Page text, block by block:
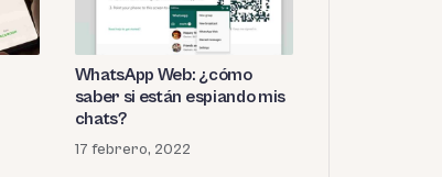
WhatsApp Web: ¿cómo
saber si están espiando mis
chats?
17 febrero, 2022